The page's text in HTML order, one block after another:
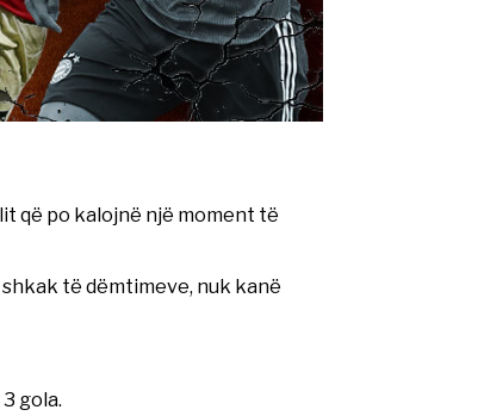
që po kalojnë një moment të
të dëmtimeve, nuk kanë
gola.